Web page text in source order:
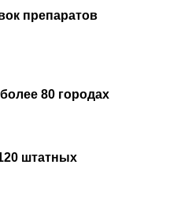
препаратов
80 городах
штатных